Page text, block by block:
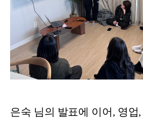
은숙 님의 발표에 이어, 영업